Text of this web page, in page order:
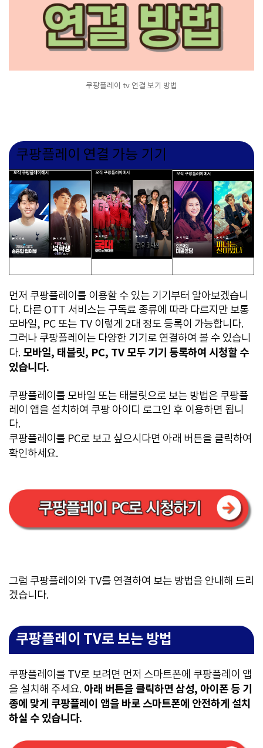
쿠팡플레이 tv 연결 보기 방법
쿠팡플레이 연결 가능 기기
먼저 쿠팡플레이를 이용할 수 있는 기기부터 알아보겠습니
다. 다른 OTT 서비스는 구독료 종류에 따라 다르지만 보통
모바일, PC 또는 TV 이렇게 2대 정도 등록이 가능합니다.
그러나 쿠팡플레이는 다양한 기기로 연결하여 볼 수 있습니
다. 모바일, 태블릿, PC, TV 모두 기기 등록하여 시청할 수
있습니다.
쿠팡플레이를 모바일 또는 태블릿으로 보는 방법은 쿠팡플
레이 앱을 설치하여 쿠팡 아이디 로그인 후 이용하면 됩니
다.
쿠팡플레이를 PC로 보고 싶으시다면 아래 버튼을 클릭하여
확인하세요.
그럼 쿠팡플레이와 TV를 연결하여 보는 방법을 안내해 드리
겠습니다.
쿠팡플레이 TV로 보는 방법
쿠팡플레이를 TV로 보려면 먼저 스마트폰에 쿠팡플레이 앱
을 설치해 주세요. 아래 버튼을 클릭하면 삼성, 아이폰 등 기
종에 맞게 쿠팡플레이 앱을 바로 스마트폰에 안전하게 설치
하실 수 있습니다.